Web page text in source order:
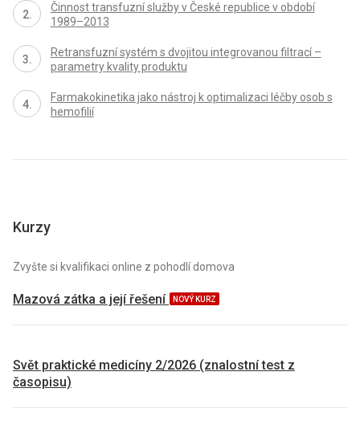
Činnost transfuzní služby v České republice v období
1989–2013
Retransfuzní systém s dvojitou integrovanou filtrací –
parametry kvality produktu
Farmakokinetika jako nástroj k optimalizaci léčby osob s
hemofilií
Kurzy
Zvyšte si kvalifikaci online z pohodlí domova
Mazová zátka a její řešení NOVÝ KURZ
Svět praktické medicíny 2/2026 (znalostní test z
časopisu)